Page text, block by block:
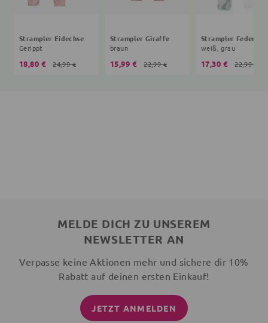
Strampler Eidechse
Gerippt
18,80 € 24,99 €
Strampler Giraffe
braun
15,99 € 22,99 €
Strampler Feder
weiß, grau
17,30 € 22,99 €
MELDE DICH ZU UNSEREM
NEWSLETTER AN
Verpasse keine Aktionen mehr und sichere dir 10%
Rabatt auf deinen ersten Einkauf!
JETZT ANMELDEN